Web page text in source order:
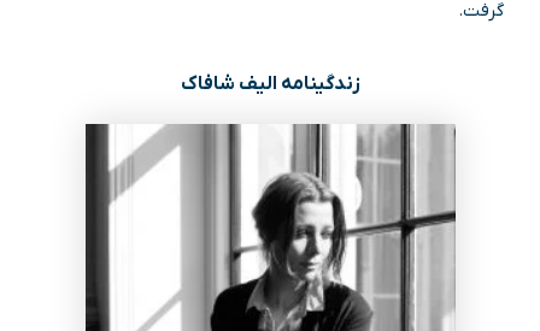
گرفت.
زندگینامه الیف شافاک